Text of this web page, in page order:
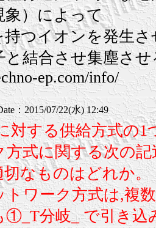
象）によって
持つイオンを発生さ
と結合させ集塵させ
ep.com/info/
：2015/07/22(水) 12:49
対する供給方式の1
式に関する次の
なものはどれか。
ワーク方式は,複
①_T分岐_ で引き